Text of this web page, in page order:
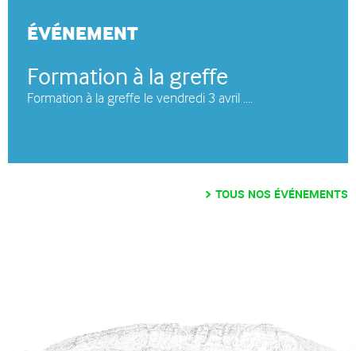
ÉVÉNEMENT
Formation à la greffe
Formation à la greffe le vendredi 3 avril ....
TOUS NOS ÉVÉNEMENTS